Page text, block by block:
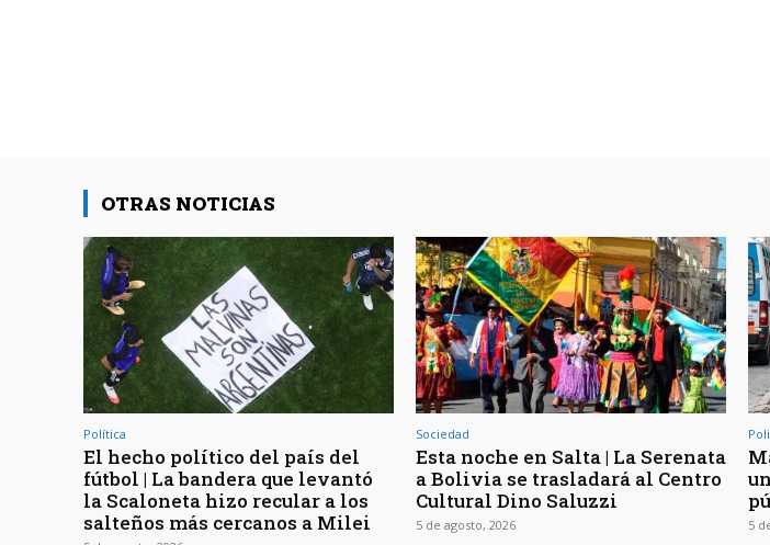
OTRAS NOTICIAS
Política
El hecho político del país del
fútbol | La bandera que levantó
la Scaloneta hizo recular a los
salteños más cercanos a Milei
Sociedad
Esta noche en Salta | La Serenata
a Bolivia se trasladará al Centro
Cultural Dino Saluzzi
5 de agosto, 2026 5